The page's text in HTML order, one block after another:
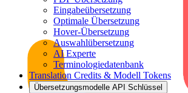
Eingabeübersetzung
Optimale Übersetzung
Hover-Übersetzung
Auswahlübersetzung
AI Experte
Terminologiedatenbank
Translation Credits & Modell Tokens
Übersetzungsmodelle API Schlüssel